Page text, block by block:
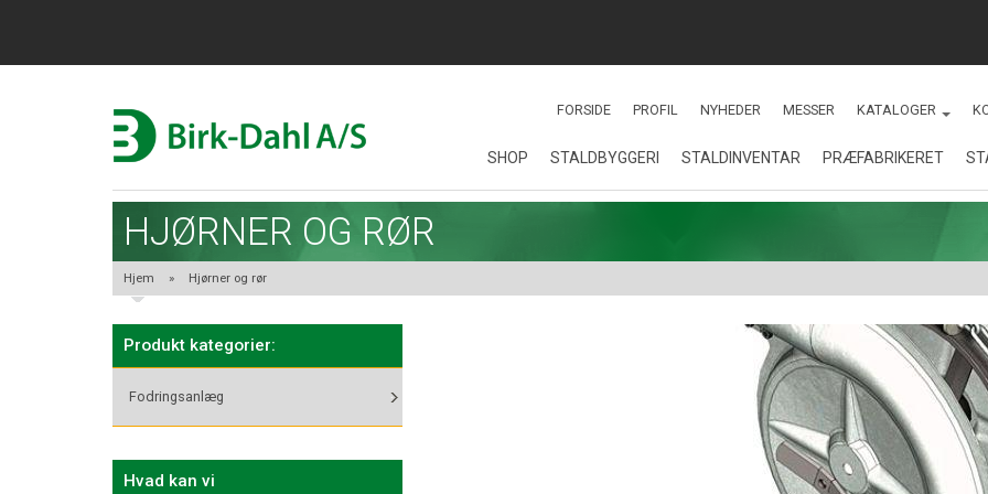
FORSIDE PROFIL NYHEDER MESSER KATALOGER
SHOP STALDBYGGERI
Toklimastald - Søren
Hansen, Christiansfeld
Stald til økologiske
slagtesvin
STALDINVENTAR
Fodringsanlæg
PRÆFABRIKERET
HJØRNER OG RØR
Hjem » Hjørner og rør
Produkt kategorier:
Fodringsanlæg
Hvad kan vi